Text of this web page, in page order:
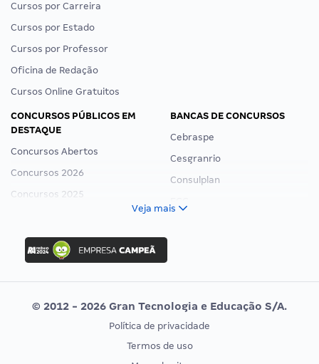
Cursos por Carreira
Cursos por Estado
Cursos por Professor
Oficina de Redação
Cursos Online Gratuitos
CONCURSOS PÚBLICOS EM
DESTAQUE
Concursos Abertos
Concursos 2026
Concursos 2025
Concurso Ibama
Concurso MPU
Editais publicados
BANCAS DE CONCURSOS
Cebraspe
Cesgranrio
Consulplan
Vunesp
CONCURSOS POR PROFISSÃO
EXAME DE ORDEM
Veja mais
© 2012 - 2026 Gran Tecnologia e Educação S/A.
Política de privacidade
Termos de uso